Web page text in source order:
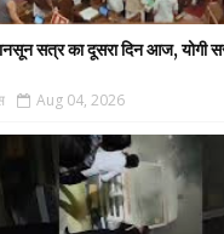
सत्र का दूसरा दिन आज, योगी
Aug 04, 2026